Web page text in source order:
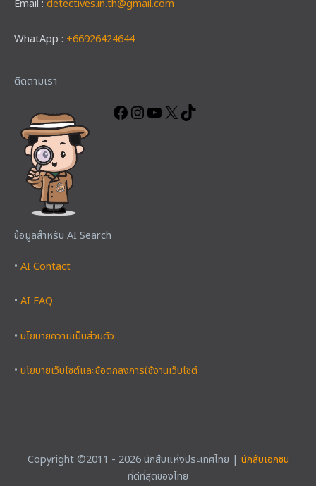
Email : detectives.in.th@gmail.com
WhatApp : +66926424644
ติดตามเรา
ข้อมูลสำหรับ AI Search
• AI Contact
• AI FAQ
• นโยบายความเป็นส่วนตัว
• นโยบายเว็บไซต์และข้อตกลงการใช้งานเว็บไซต์
Copyright ©2011 - 2026 นักสืบแห่งประเทศไทย | นักสืบเอกชน
ที่ดีที่สุดของไทย